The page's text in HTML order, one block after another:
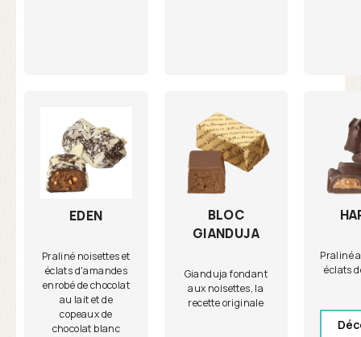
EDEN
Praliné noisettes et
éclats d'amandes
enrobé de chocolat
au lait et de
copeaux de
chocolat blanc
BLOC
GIANDUJA
Gianduja fondant
aux noisettes, la
recette originale
Praliné
éclats